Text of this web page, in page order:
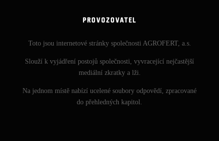
PROVOZOVATEL
Toto jsou internetové stránky společnosti AGROFERT, a.s.
Slouží k vyjádření postojů společnosti, vyvracející nejčastější
mediální zkratky a lži.
Na jednom místě nabízí ucelené soubory odpovědí, zpracované
do přehledných kapitol.